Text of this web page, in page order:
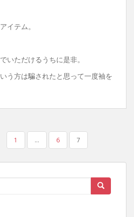
イテム。
いただけるうちに是非。
う方は騙されたと思って一度袖を
1 … 6 7